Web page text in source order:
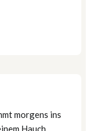
morgens ins
Hauch